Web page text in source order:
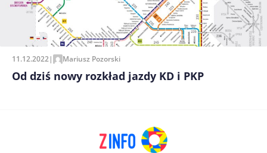
11.12.2022| Mariusz Pozorski
Od dziś nowy rozkład jazdy KD i PKP